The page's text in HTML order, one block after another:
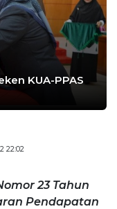
KUA-PPAS
22:02
23 Tahun
Pendapatan